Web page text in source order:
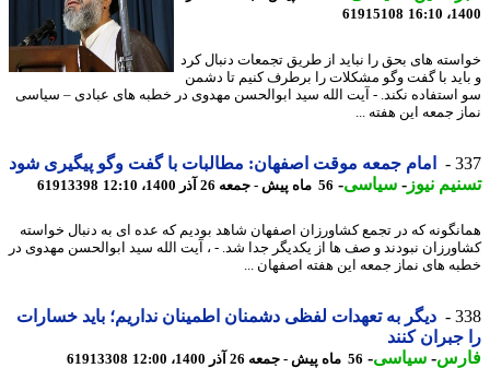
61915108
های بحق را نباید از طریق تجمعات دنبال کرد
با گفت وگو مشکلات را برطرف کنیم تا دشمن
نکند. - آیت الله سید ابوالحسن مهدوی در خطبه های عبادی – سیاسی
جمعه این هفته ...
امام جمعه موقت اصفهان: مطالبات با گفت وگو پیگیری شود
نیوز-سیاسی-56 ماه پیش - جمعه 26 آذر 1400، 12:10 61913398
که در تجمع کشاورزان اصفهان شاهد بودیم که عده ای به دنبال خواسته
نبودند و صف ها از یکدیگر جدا شد. - ، آیت الله سید ابوالحسن مهدوی در
های نماز جمعه این هفته اصفهان ...
دیگر به تعهدات لفظی دشمنان اطمینان نداریم؛ باید خسارات
کنند
-سیاسی-56 ماه پیش - جمعه 26 آذر 1400، 12:00 61913308